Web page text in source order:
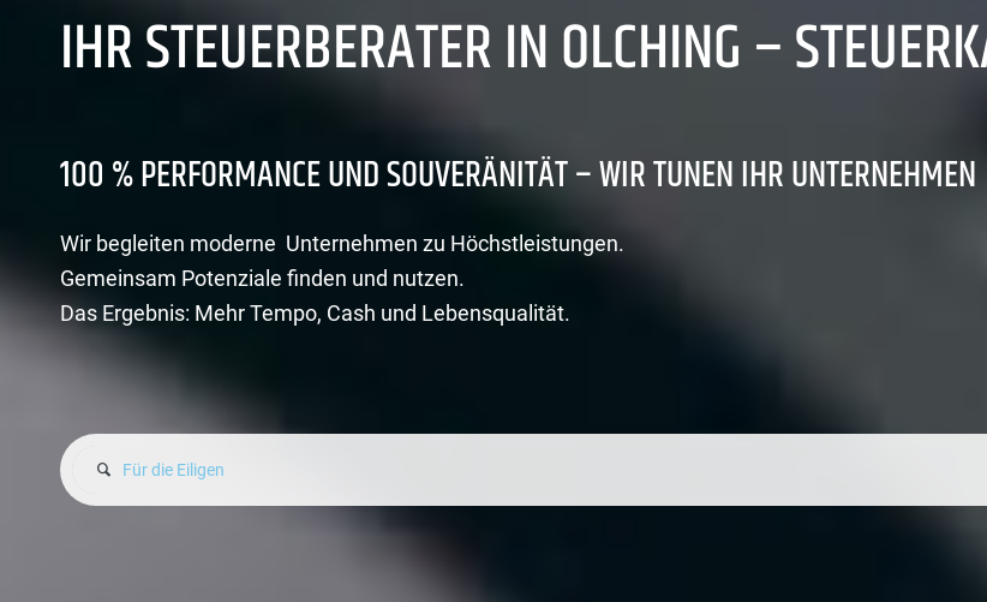
IHR STEUERBERATER IN OLCHING –
100 % PERFORMANCE UND SOUVERÄNITÄT – WIR TUNEN IHR UNTERNEHMEN
Wir begleiten moderne Unternehmen zu Höchstleistungen.
Gemeinsam Potenziale finden und nutzen.
Das Ergebnis: Mehr Tempo, Cash und Lebensqualität.